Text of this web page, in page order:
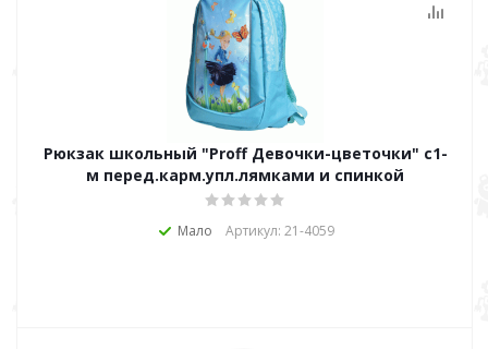
Рюкзак школьный "Proff Девочки-цветочки" с1-
м перед.карм.упл.лямками и спинкой
Мало Артикул: 21-4059